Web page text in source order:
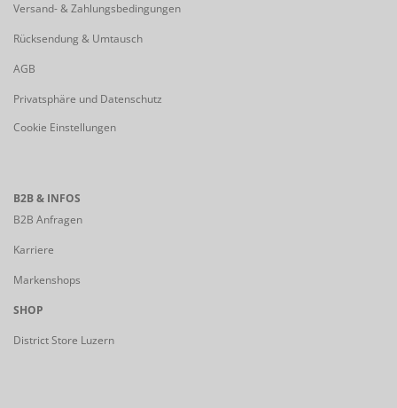
Versand- & Zahlungsbedingungen
Rücksendung & Umtausch
AGB
Privatsphäre und Datenschutz
Cookie Einstellungen
B2B & INFOS
B2B Anfragen
Karriere
Markenshops
SHOP
District Store Luzern